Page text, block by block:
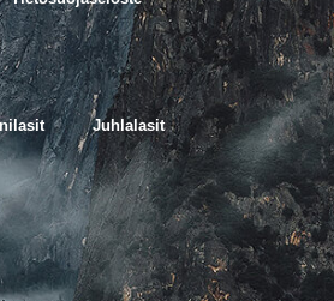
Juhlalasit